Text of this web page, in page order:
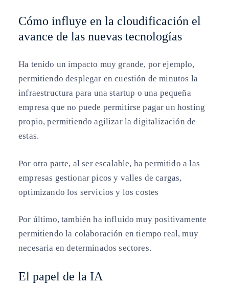
Cómo influye en la cloudificación el
avance de las nuevas tecnologías
Ha tenido un impacto muy grande, por ejemplo,
permitiendo desplegar en cuestión de minutos la
infraestructura para una startup o una pequeña
empresa que no puede permitirse pagar un hosting
propio, permitiendo agilizar la digitalización de
estas.
Por otra parte, al ser escalable, ha permitido a las
empresas gestionar picos y valles de cargas,
optimizando los servicios y los costes
Por último, también ha influido muy positivamente
permitiendo la colaboración en tiempo real, muy
necesaria en determinados sectores.
El papel de la IA